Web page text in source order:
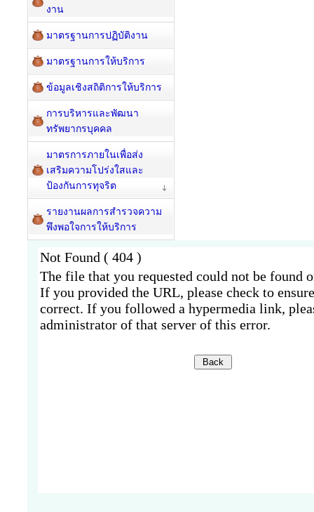
งาน
มาตรฐานการปฏิบัติงาน
มาตรฐานการให้บริการ
ข้อมูลเชิงสถิติการให้บริการ
การบริหารและพัฒนา
ทรัพยากรบุคคล
มาตรการภายในเพื่อส่ง
เสริมความโปร่งใสและ
ป้องกันการทุจริต
รายงานผลการสำรวจความ
พึงพอใจการให้บริการ